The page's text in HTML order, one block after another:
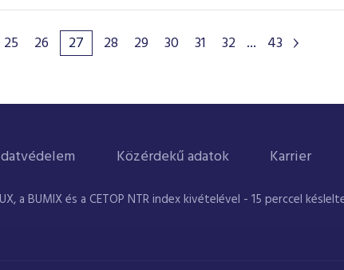
25 26 27 28 29 30 31 32 ... 43
Közérdekű adatok Karrier
a BUMIX és a CETOP NTR index kivételével - 15 perccel